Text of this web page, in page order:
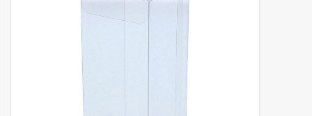
Verpackungsmaterialien